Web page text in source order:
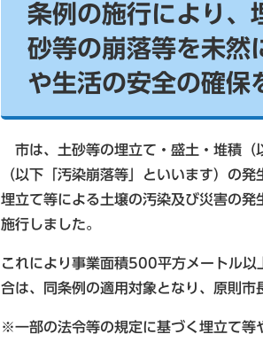
条例の施行により、
砂等の崩落等を未然
や生活の安全の確保
市は、土砂等の埋立て・盛土・堆積（
（以下「汚染崩落等」といいます）の
埋立て等による土壌の汚染及び災害の発
施行しました。
これにより事業面積500平方メートル
合は、同条例の適用対象となり、原則市
※一部の法令等の規定に基づく埋立て